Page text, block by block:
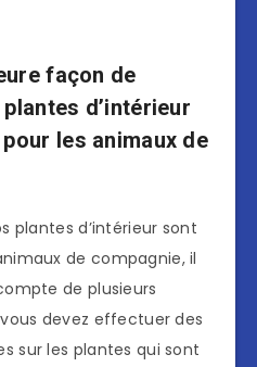
façon de
d’intérieur
les animaux de
plantes d’intérieur sont
de compagnie, il
de plusieurs
devez effectuer des
sur les plantes qui sont